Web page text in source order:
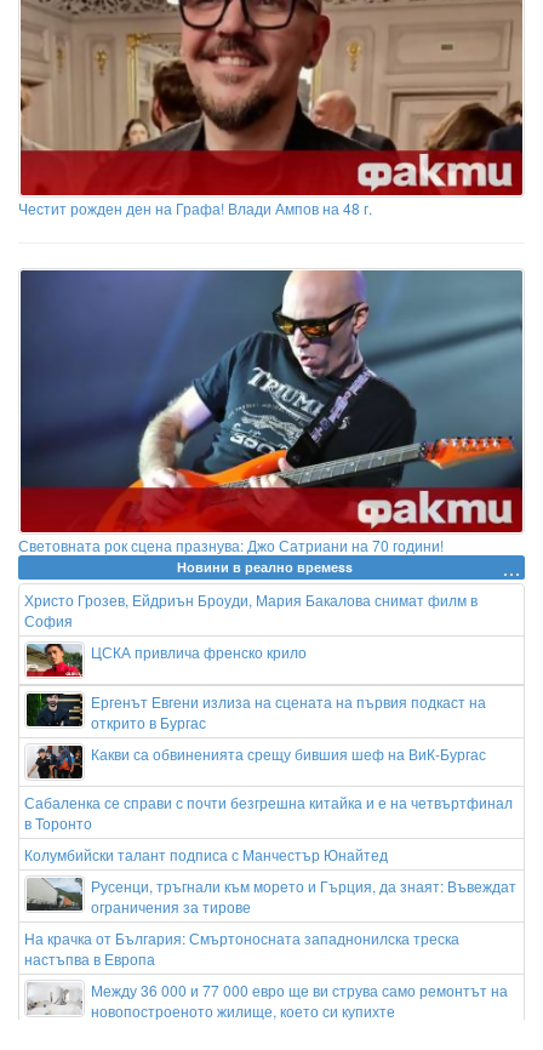
Честит рожден ден на Графа! Влади Ампов на 48 г.
Световната рок сцена празнува: Джо Сатриани на 70 години!
Новини в реално времеss
Христо Грозев, Ейдриън Броуди, Мария Бакалова снимат филм в
София
ЦСКА привлича френско крило
Ергенът Евгени излиза на сцената на първия подкаст на
открито в Бургас
Какви са обвиненията срещу бившия шеф на ВиК-Бургас
Сабаленка се справи с почти безгрешна китайка и е на четвъртфинал
в Торонто
Колумбийски талант подписа с Манчестър Юнайтед
Русенци, тръгнали към морето и Гърция, да знаят: Въвеждат
ограничения за тирове
На крачка от България: Смъртоносната западнонилска треска
настъпва в Европа
Между 36 000 и 77 000 евро ще ви струва само ремонтът на
новопостроеното жилище, което си купихте